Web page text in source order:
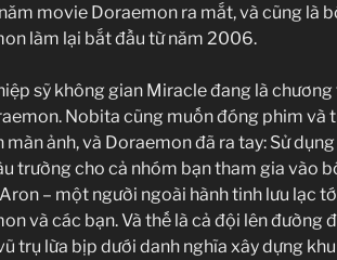
movie Doraemon ra mắt, và cũng là
làm lại bắt đầu từ năm 2006.
sỹ không gian Miracle đang là
Nobita cũng muốn đóng phim và
màn ảnh, và Doraemon đã ra tay: Sử
trường cho cả nhóm bạn tham gia vào
– một người ngoài hành tinh lưu lạc
và các bạn. Và thế là cả đội lên đường
trụ lừa bịp dưới danh nghĩa xây dựng